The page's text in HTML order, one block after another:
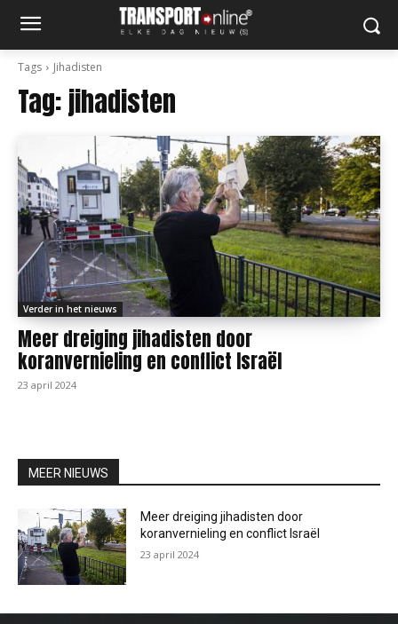
Tags Jihadisten
Tag:jihadisten
Verder in het nieuws
Meer dreiging jihadisten door
koranvernieling en conflict Israël
23 april 2024
MEER NIEUWS
Meer dreiging jihadisten door
koranvernieling en conflict Israël
23 april 2024